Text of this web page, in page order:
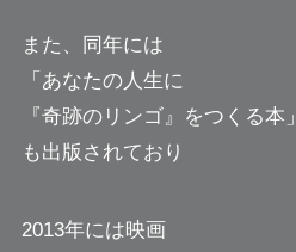
また、同年には
「あなたの人生に
『奇跡のリンゴ』をつくる本」
も出版されており
2013年には映画